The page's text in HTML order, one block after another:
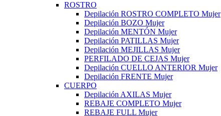
ROSTRO
Depilación ROSTRO COMPLETO Mujer
Depilación BOZO Mujer
Depilación MENTÓN Mujer
Depilación PATILLAS Mujer
Depilación MEJILLAS Mujer
PERFILADO DE CEJAS Mujer
Depilación CUELLO ANTERIOR Mujer
Depilación FRENTE Mujer
CUERPO
Depilación AXILAS Mujer
REBAJE COMPLETO Mujer
REBAJE FULL Mujer